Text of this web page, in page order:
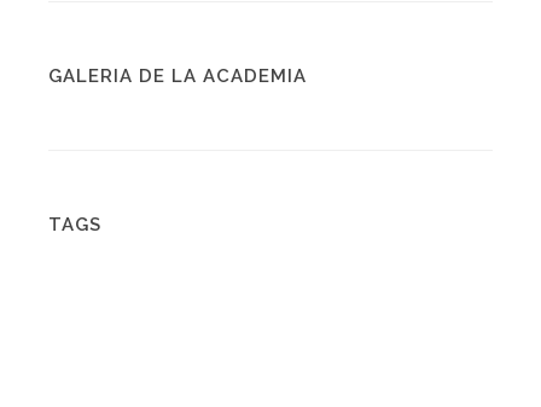
GALERIA DE LA ACADEMIA
TAGS